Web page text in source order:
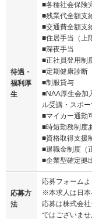
待遇・
福利厚
生
■各種社会保険
■残業代全額支
■交通費全額支
■住居手当（上
■深夜手当
■正社員登用制
■定期健康診断
■制服貸与
■NAA厚生会加
ル受講・スポ
■マイカー通勤
■時短勤務制度
■資格取得支援
■退職金制度（
■企業型確定拠
応募方
法
応募フォーム
※本求人は日本
応募は株式会
ではございませ